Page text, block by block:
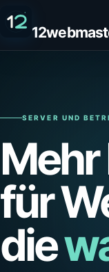
SERVER UND
für
die